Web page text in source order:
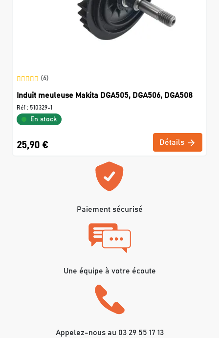
(6)
Induit meuleuse Makita DGA505, DGA506, DGA508
Réf : 510329-1
En stock
25,90 € Détails
Paiement sécurisé
Une équipe à votre écoute
Appelez-nous au 03 29 55 17 13